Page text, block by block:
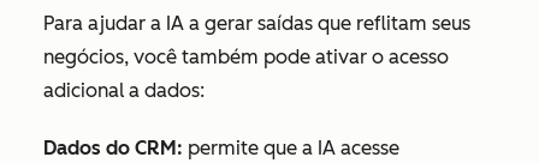
Para ajudar a IA a gerar saídas que reflitam seus
negócios, você também pode ativar o acesso
adicional a dados:
Dados do CRM: permite que a IA acesse